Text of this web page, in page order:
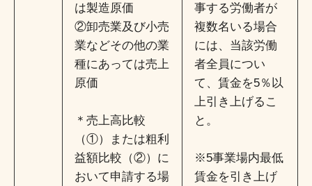
は製造原価
②卸売業及び小売
業などその他の業
種にあっては売上
原価
＊売上高比較
（①）または粗利
益額比較（②）に
おいて申請する場
事する労働者が
複数名いる場合
には、当該労働
者全員につい
て、賃金を5％以
上引き上げるこ
と。
※5事業場内最低
賃金を引き上げ